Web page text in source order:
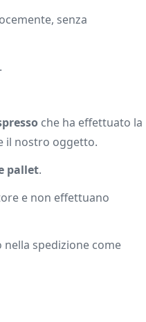
senza
che ha effettuato la
il nostro oggetto.
pallet.
e non effettuano
spedizione come